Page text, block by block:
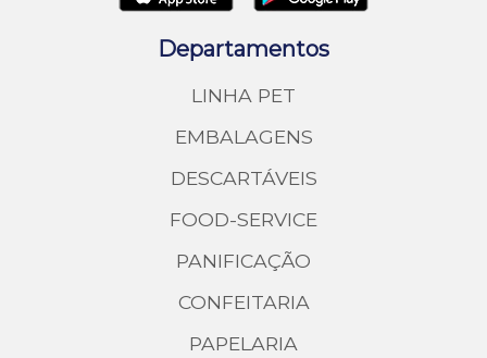
Departamentos
LINHA PET
EMBALAGENS
DESCARTÁVEIS
FOOD-SERVICE
PANIFICAÇÃO
CONFEITARIA
PAPELARIA